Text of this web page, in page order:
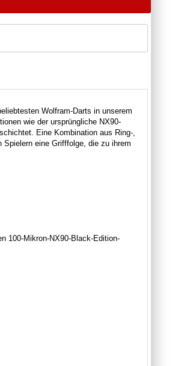
Wolfram-Darts in unserem
wie der ursprüngliche NX90-
Eine Kombination aus Ring-,
eine Grifffolge, die zu ihrem
100-Mikron-NX90-Black-Edition-